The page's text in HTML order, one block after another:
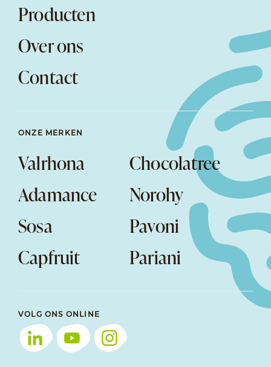
Producten
Over ons
Contact
ONZE MERKEN
Valrhona
Chocolatree
Adamance
Norohy
Sosa
Pavoni
Capfruit
Pariani
VOLG ONS ONLINE